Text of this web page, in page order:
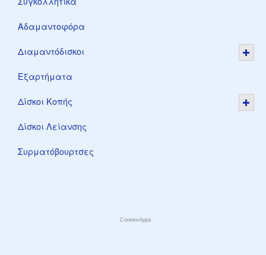
Αδαμαντοφόρα
Διαμαντόδισκοι
Εξαρτήματα
Δίσκοι Κοπής
Δίσκοι Λείανσης
Συρματόβουρτσες
ConnexApps